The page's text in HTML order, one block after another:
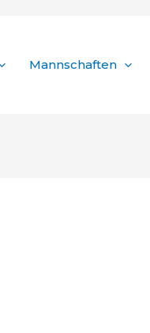
Mannschaften